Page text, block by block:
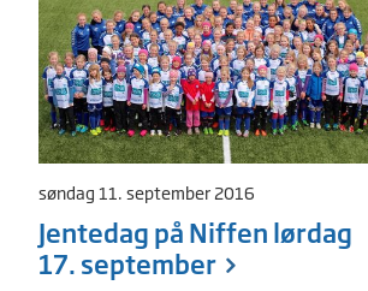
søndag 11. september 2016
Jentedag på Niffen lørdag
17. september